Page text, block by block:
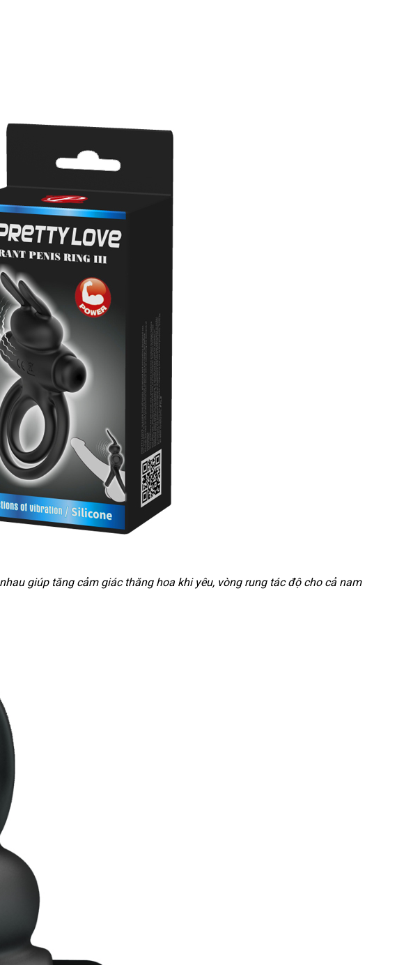
giúp tăng cảm giác thăng hoa khi yêuhỗ
, vòng rung tác độ cho cả nam